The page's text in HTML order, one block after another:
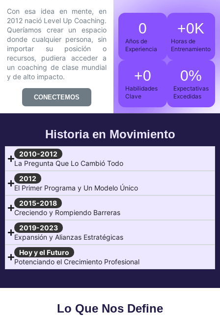
Con esa idea en mente, en
2012 nació Level Up Coaching.
Queríamos crear un espacio
donde cualquier persona, sin
importar su posición o
recursos, pudiera acceder a
un coaching de clase mundial
y de alto impacto.
CONECTEMOS
Años de
Experiencia
0
Horas de
Entrenamiento
+0K
Habilidades
Clave
+0
Expectativas
Excedidas
0%
Historia en Movimiento
2010-2012
La Pregunta Que Lo Cambió Todo
2012
El Primer Programa y Un Modelo Único
2015-2018
Creciendo y Rompiendo Barreras
2019-2023
Expansión y Alianzas Estratégicas
Hoy y el Futuro
Potenciando el Crecimiento Profesional
Lo Que Nos Define